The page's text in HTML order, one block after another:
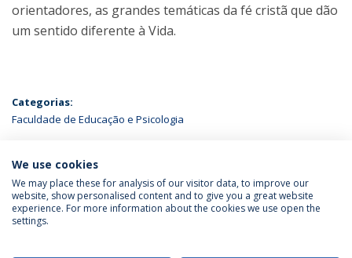
orientadores, as grandes temáticas da fé cristã que dão
um sentido diferente à Vida.
Categorias:
Faculdade de Educação e Psicologia
ÚLTIMAS NOTÍCIAS
Política de Privacidade
Termos & Condições
We use cookies
We may place these for analysis of our visitor data, to improve our
website, show personalised content and to give you a great website
experience. For more information about the cookies we use open the
settings.